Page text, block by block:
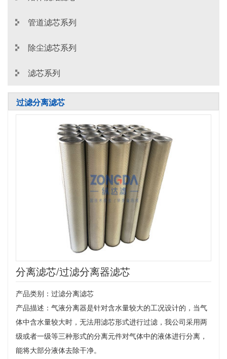
管道滤芯系列
除尘滤芯系列
滤芯系列
过滤分离滤芯
分离滤芯/过滤分离器滤芯
产品类别：过滤分离滤芯
产品描述：气液分离器是针对含水量较大的工况设计的，当气
体中含水量较大时，无法用滤芯形式进行过滤，我公司采用两
级或者一级等三种形式的分离元件对气体中的液体进行分离，
能将大部分液体去除干净。